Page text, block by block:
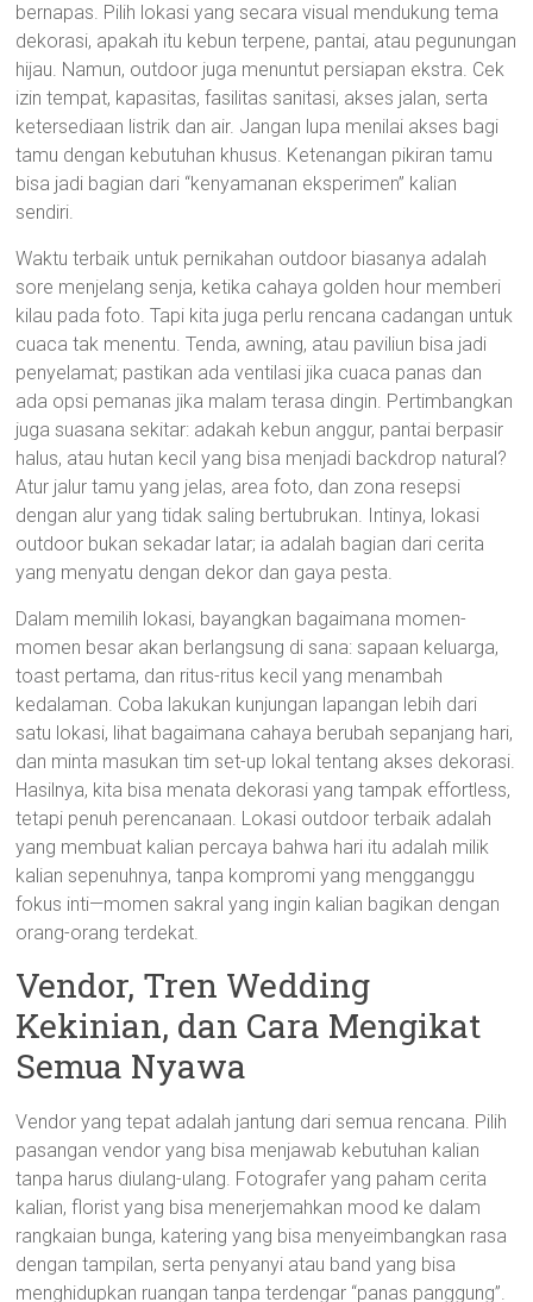
bernapas. Pilih lokasi yang secara visual mendukung tema
dekorasi, apakah itu kebun terpene, pantai, atau pegunungan
hijau. Namun, outdoor juga menuntut persiapan ekstra. Cek
izin tempat, kapasitas, fasilitas sanitasi, akses jalan, serta
ketersediaan listrik dan air. Jangan lupa menilai akses bagi
tamu dengan kebutuhan khusus. Ketenangan pikiran tamu
bisa jadi bagian dari “kenyamanan eksperimen” kalian
sendiri.
Waktu terbaik untuk pernikahan outdoor biasanya adalah
sore menjelang senja, ketika cahaya golden hour memberi
kilau pada foto. Tapi kita juga perlu rencana cadangan untuk
cuaca tak menentu. Tenda, awning, atau paviliun bisa jadi
penyelamat; pastikan ada ventilasi jika cuaca panas dan
ada opsi pemanas jika malam terasa dingin. Pertimbangkan
juga suasana sekitar: adakah kebun anggur, pantai berpasir
halus, atau hutan kecil yang bisa menjadi backdrop natural?
Atur jalur tamu yang jelas, area foto, dan zona resepsi
dengan alur yang tidak saling bertubrukan. Intinya, lokasi
outdoor bukan sekadar latar; ia adalah bagian dari cerita
yang menyatu dengan dekor dan gaya pesta.
Dalam memilih lokasi, bayangkan bagaimana momen-
momen besar akan berlangsung di sana: sapaan keluarga,
toast pertama, dan ritus-ritus kecil yang menambah
kedalaman. Coba lakukan kunjungan lapangan lebih dari
satu lokasi, lihat bagaimana cahaya berubah sepanjang hari,
dan minta masukan tim set-up lokal tentang akses dekorasi.
Hasilnya, kita bisa menata dekorasi yang tampak effortless,
tetapi penuh perencanaan. Lokasi outdoor terbaik adalah
yang membuat kalian percaya bahwa hari itu adalah milik
kalian sepenuhnya, tanpa kompromi yang mengganggu
fokus inti—momen sakral yang ingin kalian bagikan dengan
orang-orang terdekat.
Vendor, Tren Wedding
Kekinian, dan Cara Mengikat
Semua Nyawa
Vendor yang tepat adalah jantung dari semua rencana. Pilih
pasangan vendor yang bisa menjawab kebutuhan kalian
tanpa harus diulang-ulang. Fotografer yang paham cerita
kalian, florist yang bisa menerjemahkan mood ke dalam
rangkaian bunga, katering yang bisa menyeimbangkan rasa
dengan tampilan, serta penyanyi atau band yang bisa
menghidupkan ruangan tanpa terdengar “panas panggung”.